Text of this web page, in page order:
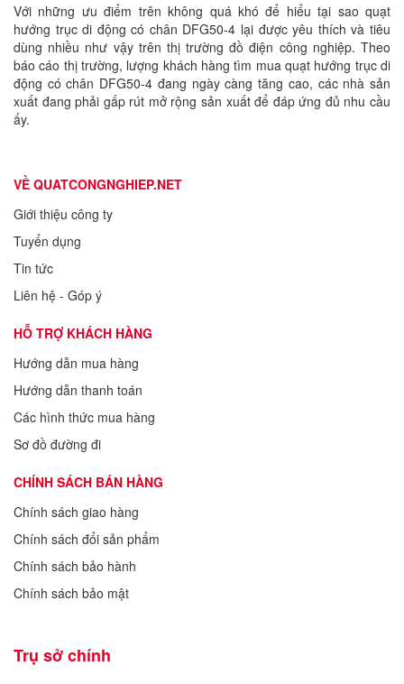
Với những ưu điểm trên không quá khó để hiểu tại sao quạt
hướng trục di động có chân DFG50-4 lại được yêu thích và tiêu
dùng nhiều như vậy trên thị trường đồ điện công nghiệp. Theo
báo cáo thị trường, lượng khách hàng tìm mua quạt hướng trục di
động có chân DFG50-4 đang ngày càng tăng cao, các nhà sản
xuất đang phải gấp rút mở rộng sản xuất để đáp ứng đủ nhu cầu
ấy.
VỀ QUATCONGNGHIEP.NET
Giới thiệu công ty
Tuyển dụng
Tin tức
Liên hệ - Góp ý
HỖ TRỢ KHÁCH HÀNG
Hướng dẫn mua hàng
Hướng dẫn thanh toán
Các hình thức mua hàng
Sơ đồ đường đi
CHÍNH SÁCH BÁN HÀNG
Chính sách giao hàng
Chính sách đổi sản phẩm
Chính sách bảo hành
Chính sách bảo mật
Trụ sở chính